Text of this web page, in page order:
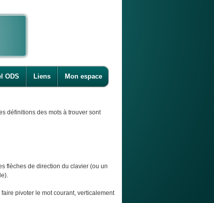
ODS Liens Mon espace
définitions des mots à trouver sont
flèches de direction du clavier (ou un
pivoter le mot courant, verticalement